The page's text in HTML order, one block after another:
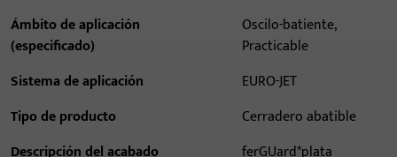
Ámbito de aplicación
(especificado)
Oscilo-batiente,
Practicable
Sistema de aplicación
EURO-JET
Tipo de producto
Cerradero abatible
Descripción del acabado
ferGUard*plata